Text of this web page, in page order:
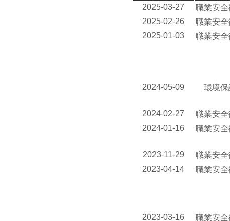
2025-03-27
職業安
2025-02-26
職業安
2025-01-03
職業安
2024-05-09 環境
2024-02-27
職業安
2024-01-16
職業安
2023-11-29
職業安
2023-04-14
職業安
2023-03-16 職業安